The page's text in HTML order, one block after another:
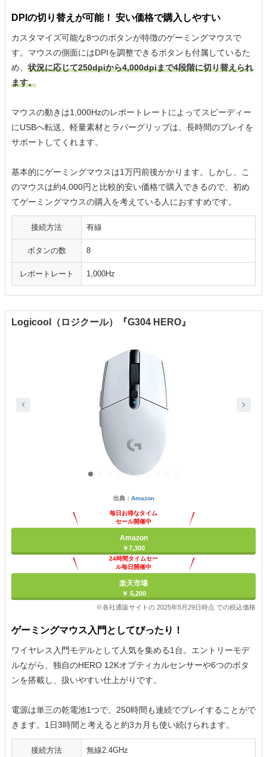
DPIの切り替えが可能！ 安い価格で購入しやすい
カスタマイズ可能な8つのボタンが特徴のゲーミングマウスで
す。マウスの側面にはDPIを調整できるボタンも付属しているた
め、状況に応じて250dpiから4,000dpiまで4段階に切り替えられ
ます。
マウスの動きは1,000Hzのレポートレートによってスピーディー
にUSBへ転送。軽量素材とラバーグリップは、長時間のプレイを
サポートしてくれます。
基本的にゲーミングマウスは1万円前後かかります。しかし、こ
のマウスは約4,000円と比較的安い価格で購入できるので、初め
てゲーミングマウスの購入を考えている人におすすめです。
接続方法 有線
ボタンの数 8
レポートレート 1,000Hz
Logicool（ロジクール）『G304 HERO』
出典： Amazon
毎日お得なタイム
セール開催中
Amazon
￥7,300
24時間タイムセー
ル毎日開催中
楽天市場
￥ 5,200
※各社通販サイトの 2025年5月29日時点 での税込価格
ゲーミングマウス入門としてぴったり！
ワイヤレス入門モデルとして人気を集める1台。エントリーモデ
ルながら、独自のHERO 12Kオプティカルセンサーや6つのボタ
ンを搭載し、扱いやすい仕上がりです。
電源は単三の乾電池1つで、250時間も連続でプレイすることがで
きます。1日3時間と考えると約3カ月も使い続けられます。
接続方法 無線2.4GHz